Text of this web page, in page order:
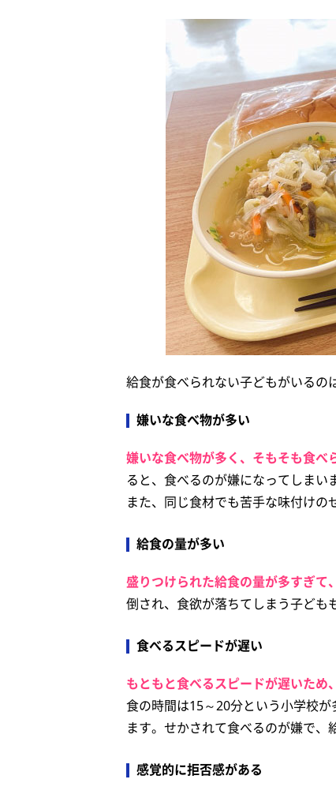
給食が食べられない子どもがいるの
嫌いな食べ物が多い
嫌いな食べ物が多く、そもそも食べ
ると、食べるのが嫌になってしまい
また、同じ食材でも苦手な味付けの
給食の量が多い
盛りつけられた給食の量が多すぎて
倒され、食欲が落ちてしまう子ども
食べるスピードが遅い
もともと食べるスピードが遅いため
食の時間は15～20分という小学校
ます。せかされて食べるのが嫌で、
感覚的に拒否感がある